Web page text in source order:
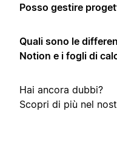
Posso gestire
Quali sono le
Notion e i fogli di
Hai ancora dubbi?
Scopri di più nel